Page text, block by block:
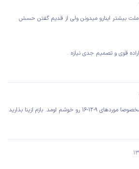
ملت بیشتر اینارو میدونن ولی از قدیم گفتن حسش
قوی و تصمیم جدی نیازه .
رو خوشم اومد. بازم ازینا بذارید